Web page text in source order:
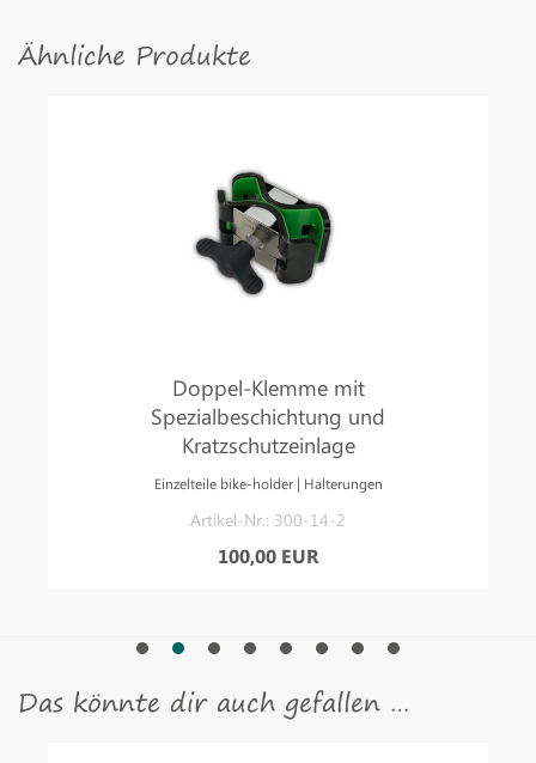
Ähnliche Produkte
Doppel-Klemme mit
Spezialbeschichtung und
Kratzschutzeinlage
Einzelteile bike-holder | Halterungen
Artikel-Nr.: 300-14-2
100,00 EUR
Das könnte dir auch gefallen …